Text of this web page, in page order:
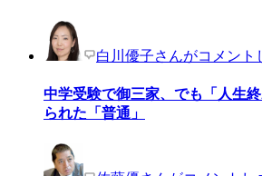
白川優子さんがコメント
中学受験で御三家、でも「人生
られた「普通」